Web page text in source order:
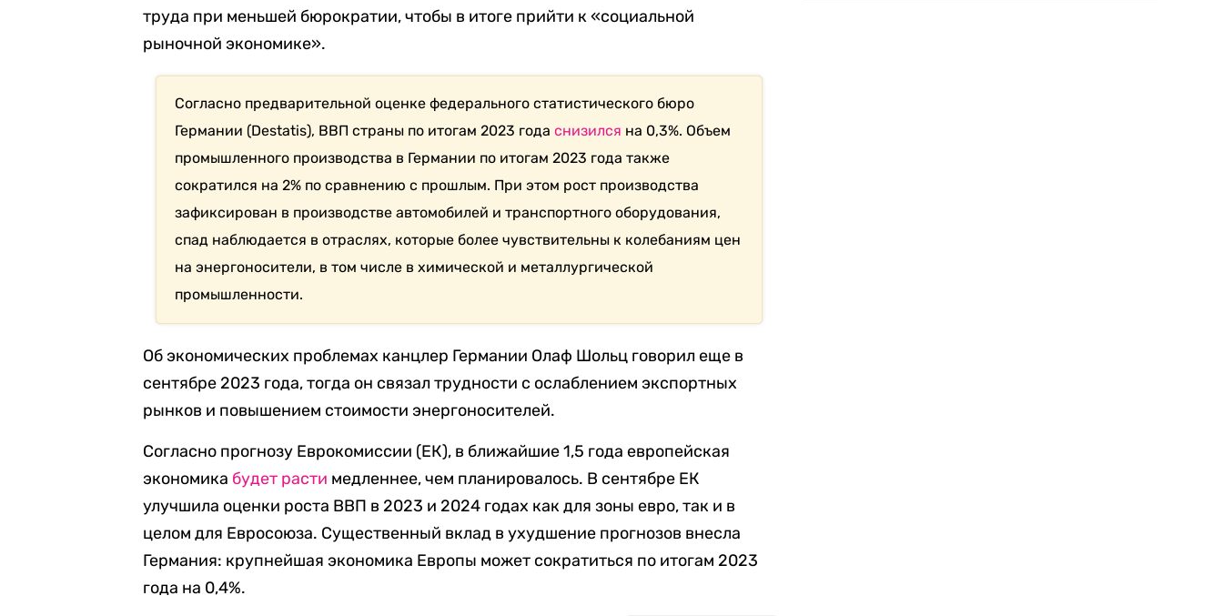
труда при меньшей бюрократии, чтобы в итоге прийти к «социальной
рыночной экономике».
Согласно предварительной оценке федерального статистического бюро
Германии (Destatis), ВВП страны по итогам 2023 годаснизился на 0,3%. Объем
промышленного производства в Германии по итогам 2023 года также
сократился на 2% по сравнению с прошлым. При этом рост производства
зафиксирован в производстве автомобилей и транспортного оборудования,
спад наблюдается в отраслях, которые более чувствительны к колебаниям цен
на энергоносители, в том числе в химической и металлургической
промышленности.
Об экономических проблемах канцлер Германии Олаф Шольц говорил еще в
сентябре 2023 года, тогда он связал трудности с ослаблением экспортных
рынков и повышением стоимости энергоносителей.
Согласно прогнозу Еврокомиссии (ЕК), в ближайшие 1,5 года европейская
экономика будет расти медленнее, чем планировалось. В сентябре ЕК
улучшила оценки роста ВВП в 2023 и 2024 годах как для зоны евро, так и в
целом для Евросоюза. Существенный вклад в ухудшение прогнозов внесла
Германия: крупнейшая экономика Европы может сократиться по итогам 2023
года на 0,4%.